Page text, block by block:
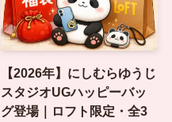
【2026年】にしむらゆうじ
スタジオUGハッピーバッ
グ登場｜ロフト限定・全3